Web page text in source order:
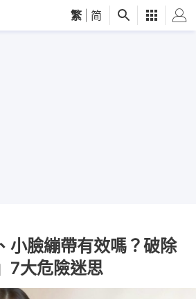
繁 简
小臉繃帶有效嗎？破除
7大危險迷思